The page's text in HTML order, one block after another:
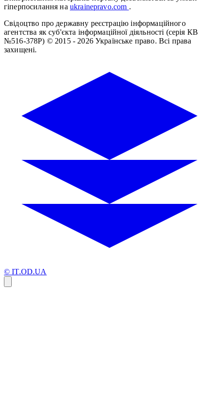
гіперпосилання на ukrainepravo.com .
Свідоцтво про державну реєстрацію інформаційного
агентства як суб'єкта інформаційної діяльності (серія КВ
№516-378Р) © 2015 - 2026 Українське право. Всі права
захищені.
© IT.OD.UA